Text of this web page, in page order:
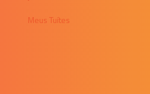
Meus Tuítes